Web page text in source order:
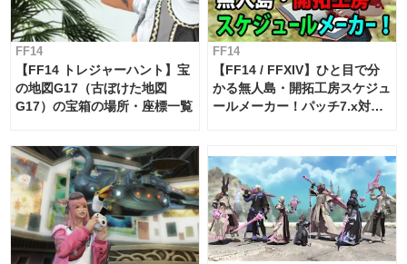
FF14
【FF14 トレジャーハント】宝
の地図G17（古ぼけた地図
G17）の宝箱の場所・座標一覧
FF14
【FF14 / FFXIV】ひと目で分
かる無人島・開拓工房スケジュ
ールメーカー！パッチ7.x対応